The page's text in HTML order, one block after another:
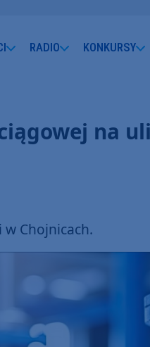
RADIO KONKURSY
na
Chojnicach.